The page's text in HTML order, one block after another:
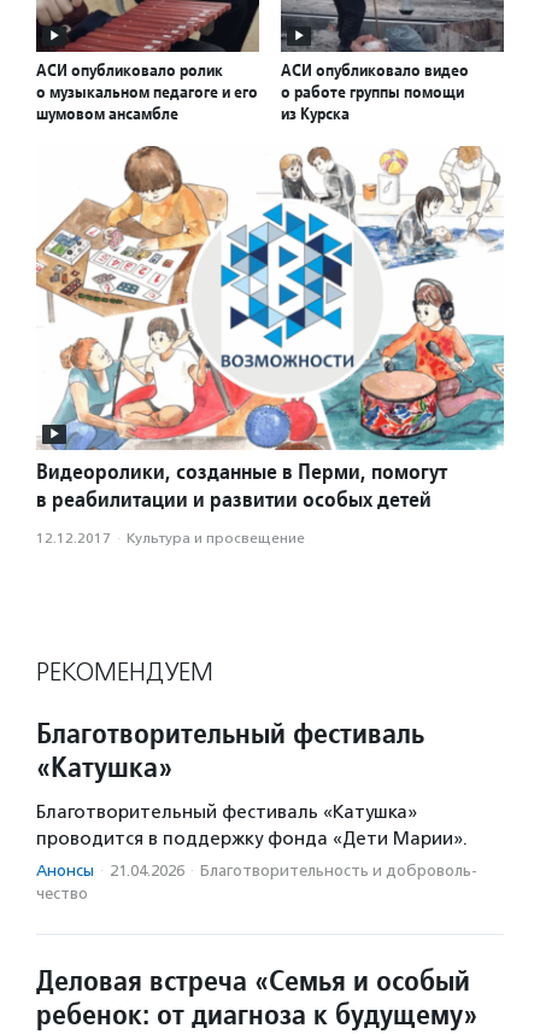
АСИ опубликовало ролик
о музыкальном педагоге и его
шумовом ансамбле
АСИ опубликовало видео
о работе группы помощи
из Курска
Видеоролики, созданные в Перми, помогут
в реабилитации и развитии особых детей
12.12.2017 · Культура и просвещение
РЕКОМЕНДУЕМ
Благотворительный фестиваль
«Катушка»
Благотворительный фестиваль «Катушка»
проводится в поддержку фонда «Дети Марии».
Анонсы · 21.04.2026 · Благотвори­тель­ность и доброволь­
чест­во
Деловая встреча «Семья и особый
ребенок: от диагноза к будущему»